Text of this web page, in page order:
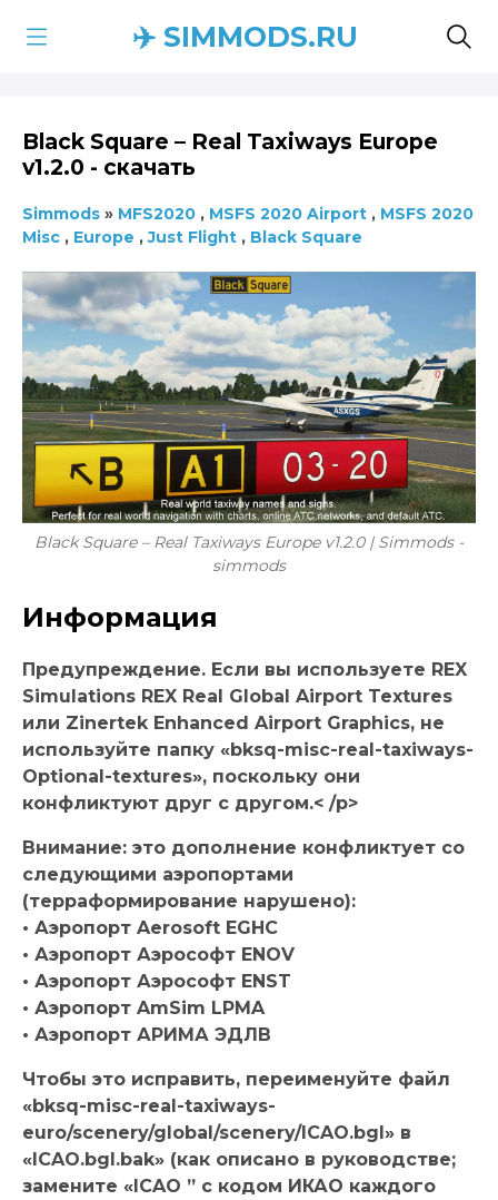
✈️ SIMMODS.RU
Black Square – Real Taxiways Europe
v1.2.0 - скачать
Simmods » MFS2020 , MSFS 2020 Airport , MSFS 2020
Misc , Europe ,Just Flight , Black Square
Black Square – Real Taxiways Europe v1.2.0 | Simmods -
simmods
Информация
Предупреждение. Если вы используете REX
Simulations REX Real Global Airport Textures
или Zinertek Enhanced Airport Graphics, не
используйте папку «bksq-misc-real-taxiways-
Optional-textures», поскольку они
конфликтуют друг с другом.< /p>
Внимание: это дополнение конфликтует со
следующими аэропортами
(терраформирование нарушено):
• Аэропорт Aerosoft EGHC
• Аэропорт Аэрософт ENOV
• Аэропорт Аэрософт ENST
• Аэропорт AmSim LPMA
• Аэропорт АРИМА ЭДЛВ
Чтобы это исправить, переименуйте файл
«bksq-misc-real-taxiways-
euro/scenery/global/scenery/ICAO.bgl» в
«ICAO.bgl.bak» (как описано в руководстве;
замените «ICAO ” с кодом ИКАО каждого